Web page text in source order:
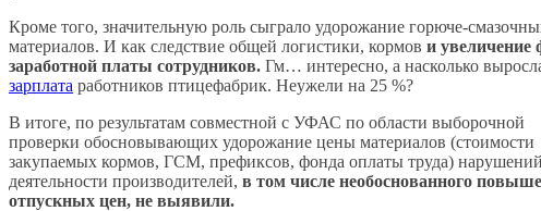
Кроме того, значительную роль сыграло удорожание горюче-
материалов. И как следствие общей логистики, кормов и увеличение
заработной платы сотрудников. Гм… интересно, а насколько
зарплата работников птицефабрик. Неужели на 25 %?
В итоге, по результатам совместной с УФАС по области выборочной
проверки обосновывающих удорожание цены материалов (стоимости
закупаемых кормов, ГСМ, префиксов, фонда оплаты труда)
деятельности производителей, в том числе необоснованного
отпускных цен, не выявили.